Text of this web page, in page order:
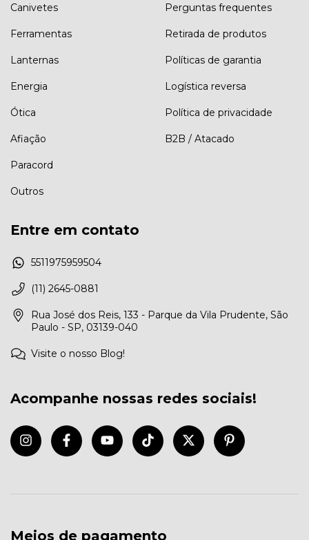
Canivetes
Ferramentas
Lanternas
Energia
Ótica
Afiação
Paracord
Outros
Perguntas frequentes
Retirada de produtos
Políticas de garantia
Logística reversa
Política de privacidade
B2B / Atacado
Entre em contato
5511975959504
(11) 2645-0881
Rua José dos Reis, 133 - Parque da Vila Prudente, São
Paulo - SP, 03139-040
Visite o nosso Blog!
Acompanhe nossas redes sociais!
Meios de pagamento